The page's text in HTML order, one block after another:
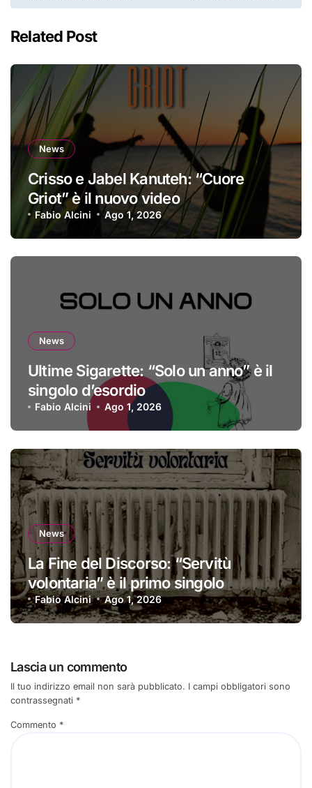
Related Post
News
Crisso e Jabel Kanuteh: “Cuore
Griot” è il nuovo video
Fabio Alcini Ago 1, 2026
News
Ultime Sigarette: “Solo un anno” è il
singolo d’esordio
Fabio Alcini Ago 1, 2026
News
La Fine del Discorso: “Servitù
volontaria” è il primo singolo
Fabio Alcini Ago 1, 2026
Lascia un commento
Il tuo indirizzo email non sarà pubblicato. I campi obbligatori sono
contrassegnati *
Commento *